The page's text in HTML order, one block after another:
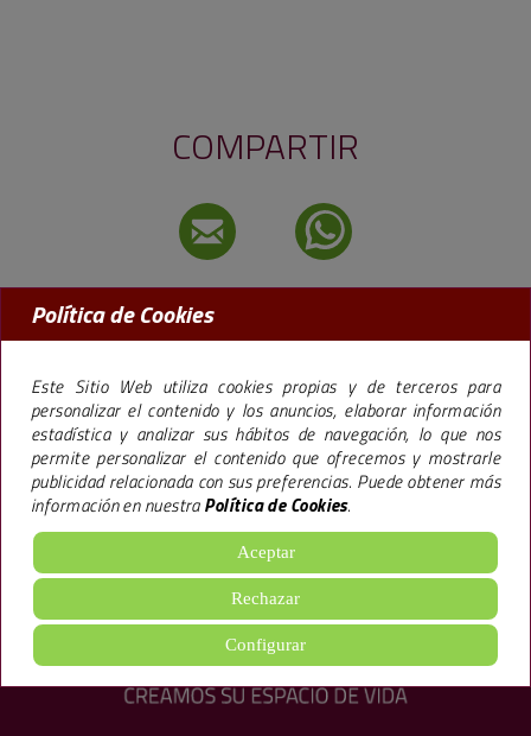
COMPARTIR
MADRID:91 456 09 97
BARCELONA: 93 238 50 77
La marca Premier,especializada en la promoción de pisos en Madrid y
Barcelona , lleva más de 40 años trabajando bajo una filosofía empresarial que le
ha llevado a construir más de 65.000 viviendas y 600.000 m2 de oficinas, hoteles y
locales ofreciendoexcelentes calidades , todo ello, siguiendo un sistema degestión
de Calidad Medioambiental
aviso legal·política de cookies·Configuración de cookies·
política de privacidad
Política de Cookies
Este Sitio Web utiliza cookies propias y de terceros para
personalizar el contenido y los anuncios, elaborar información
estadística y analizar sus hábitos de navegación, lo que nos
permite personalizar el contenido que ofrecemos y mostrarle
publicidad relacionada con sus preferencias. Puede obtener más
información en nuestraPolítica de Cookies.
Aceptar
Rechazar
Configurar